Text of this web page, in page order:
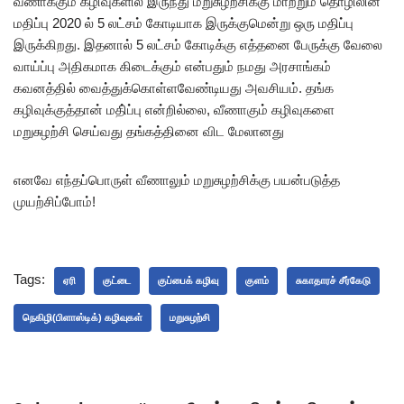
மதிப்பு 2020 ல் 5 லட்சம் கோடியாக இருக்குமென்று ஒரு மதிப்பு
இருக்கிறது. இதனால் 5 லட்சம் கோடிக்கு எத்தனை பேருக்கு வேலை
வாய்ப்பு அதிகமாக கிடைக்கும் என்பதும் நமது அரசாங்கம்
கவனத்தில் வைத்துக்கொள்ளவேண்டியது அவசியம். தங்க
கழிவுக்குத்தான் மதி்ப்பு என்றில்லை, வீணாகும் கழிவுகளை
மறுசுழற்சி செய்வது தங்கத்தினை விட மேலானது
எனவே எந்தப்பொருள் வீணாலும் மறுசுழற்சிக்கு பயன்படுத்த
முயற்சிப்போம்!
Tags: ஏரி குட்டை குப்பைக் கழிவு குளம் சுகாதாரச் சீர்கேடு
நெகிழி(பிளாஸ்டிக்) கழிவுகள் மறுசுழற்சி